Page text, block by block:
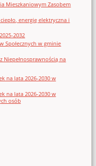
Mieszkaniowym Zasobem
energię elektryczna i
2032
Społecznych w gminie
Niepełnosprawnością na
na lata 2026-2030 w
na lata 2026-2030 w
osób